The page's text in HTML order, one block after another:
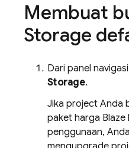
Membuat
Storage
Dari panel navigasi
Storage.
Jika project Anda
paket harga Blaze
penggunaan,